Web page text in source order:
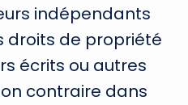
indépendants
droits de propriété
écrits ou autres
contraire dans